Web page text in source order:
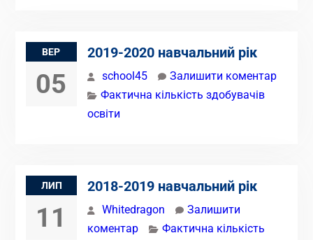
ВЕР
05
2019-2020 навчальний рік
school45
Залишити коментар
Фактична кількість здобувачів
освіти
ЛИП
11
2018-2019 навчальний рік
Whitedragon
Залишити
коментар
Фактична кількість